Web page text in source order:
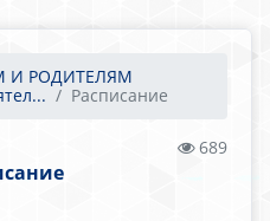
И РОДИТЕЛЯМ
Расписание
689